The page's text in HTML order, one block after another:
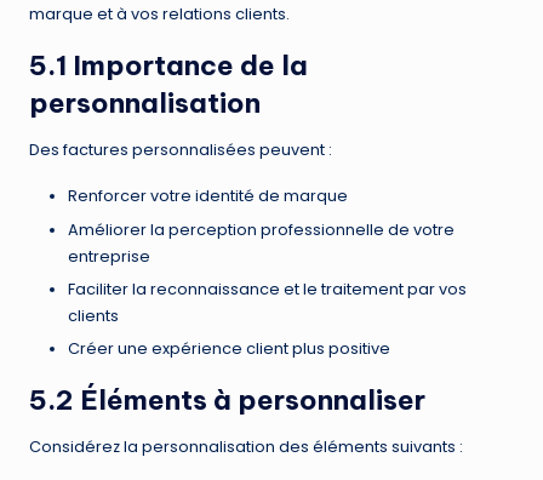
marque et à vos relations clients.
5.1 Importance de la
personnalisation
Des factures personnalisées peuvent :
Renforcer votre identité de marque
Améliorer la perception professionnelle de votre
entreprise
Faciliter la reconnaissance et le traitement par vos
clients
Créer une expérience client plus positive
5.2 Éléments à personnaliser
Considérez la personnalisation des éléments suivants :